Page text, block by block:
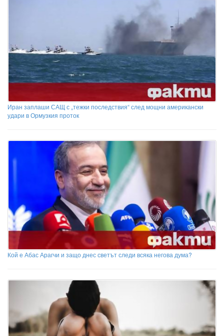
Иран заплаши САЩ с „тежки последствия“ след мощни американски
удари в Ормузкия проток
Кой е Абас Арагчи и защо днес светът следи всяка негова дума?